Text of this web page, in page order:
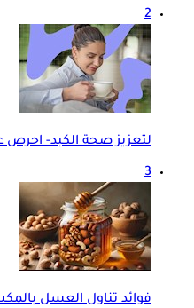
2
لتعزيز صحة الكبد-
3
فوائد تناول العسل